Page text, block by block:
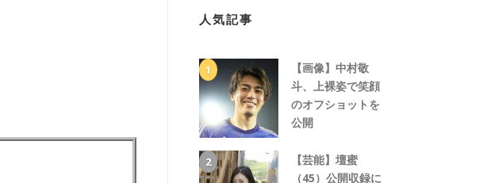
人気記事
【画像】中村敬
斗、上裸姿で笑顔
のオフショットを
公開
【芸能】壇蜜
（45）公開収録に